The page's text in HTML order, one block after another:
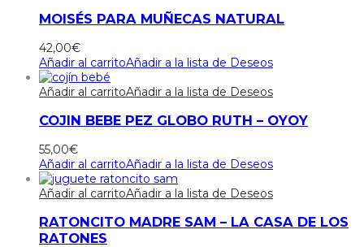
MOISÉS PARA MUÑECAS NATURAL
42,00€
Añadir al carritoAñadir a la lista de Deseos
Añadir al carritoAñadir a la lista de Deseos
COJIN BEBE PEZ GLOBO RUTH – OYOY
55,00€
Añadir al carritoAñadir a la lista de Deseos
Añadir al carritoAñadir a la lista de Deseos
RATONCITO MADRE SAM – LA CASA DE LOS
RATONES